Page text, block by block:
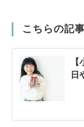
こちらの記
日